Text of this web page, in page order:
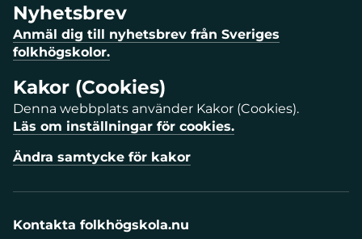
Nyhetsbrev
Anmäl dig till nyhetsbrev från Sveriges
folkhögskolor.
Kakor (Cookies)
Denna webbplats använder Kakor (Cookies).
Läs om inställningar för cookies.
Ändra samtycke för kakor
Kontakta folkhögskola.nu